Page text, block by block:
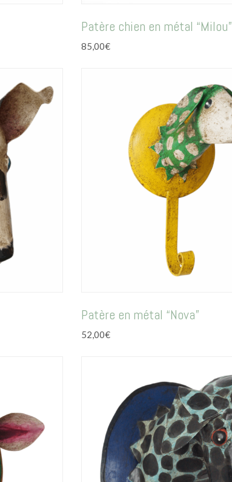
Patère chien en métal “Milou”
85,00€
Patère en métal “Nova”
52,00€